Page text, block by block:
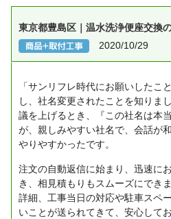
東京都豊島区｜温水洗浄便座交換
2020/10/29
「サンリフレ時代にお願いしたこ
し、社名変更されたことを知りま
議を上げるとき、『この社名は本
が、親しみやすい社名で、会話が
やりやすかったです。
注文の自動返信に始まり、迅速に
き、相見積もりもスムーズにできま
詳細、工事当日の対応や駐車スペ
いことが送られてきて、安心して